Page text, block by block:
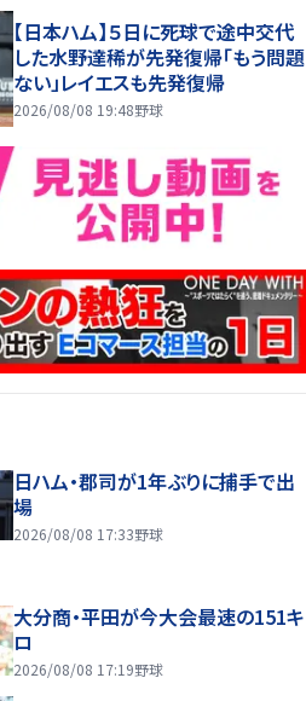
【日本ハム】５日に死球で途中交代
した水野達稀が先発復帰「もう問題
ない」レイエスも先発復帰
2026/08/08 19:48野球
日ハム・郡司が1年ぶりに捕手で出
場
2026/08/08 17:33野球
大分商・平田が今大会最速の151キ
ロ
2026/08/08 17:19野球